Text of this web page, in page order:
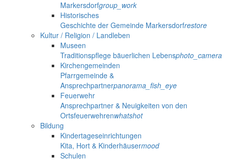
Markersdorfgroup_work
Historisches
Geschichte der Gemeinde Markersdorfrestore
Kultur / Religion / Landleben
Museen
Traditionspflege bäuerlichen Lebensphoto_camera
Kirchengemeinden
Pfarrgemeinde &
Ansprechpartnerpanorama_fish_eye
Feuerwehr
Ansprechpartner & Neuigkeiten von den
Ortsfeuerwehrenwhatshot
Bildung
Kindertageseinrichtungen
Kita, Hort & Kinderhäusermood
Schulen